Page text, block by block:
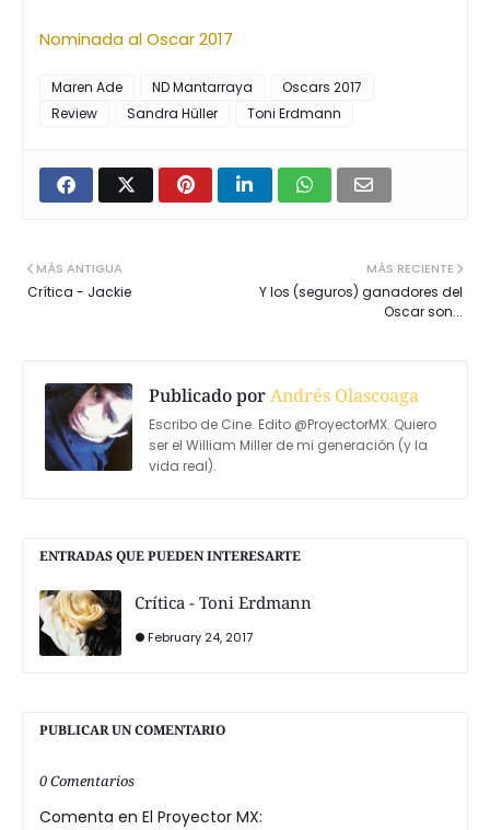
Nominada al Oscar 2017
Maren Ade ND Mantarraya
Oscars 2017
Review
Sandra Hüller Toni Erdmann
MÁS RECIENTE
Y los (seguros) ganadores del
Oscar son...
MÁS ANTIGUA
Crítica - Jackie
Publicado porAndrés Olascoaga
Escribo de Cine. Edito @ProyectorMX. Quiero
ser el William Miller de mi generación (y la
vida real).
ENTRADAS QUE PUEDEN INTERESARTE
Crítica - Toni Erdmann
February 24, 2017
PUBLICAR UN COMENTARIO
0 Comentarios
Comenta en El Proyector MX: